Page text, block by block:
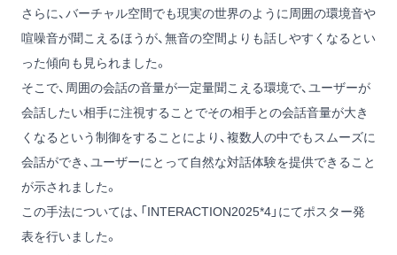
さらに、バーチャル空間でも現実の世界のように周囲の環境音や
喧噪音が聞こえるほうが、無音の空間よりも話しやすくなるとい
った傾向も見られました。
そこで、周囲の会話の音量が一定量聞こえる環境で、ユーザーが
会話したい相手に注視することでその相手との会話音量が大き
くなるという制御をすることにより、複数人の中でもスムーズに
会話ができ、ユーザーにとって自然な対話体験を提供できること
が示されました。
この手法については、「INTERACTION2025*4」にてポスター発
表を行いました。